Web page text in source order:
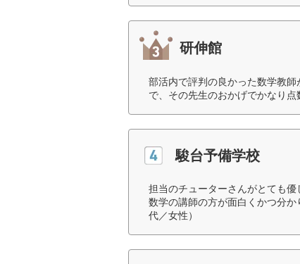
研伸館
部活内で評判の良かった数学教
で、その先生のおかげでかなり点
駿台予備学校
担当のチューターさんがとても
数学の講師の方が面白くかつ分
代／女性）